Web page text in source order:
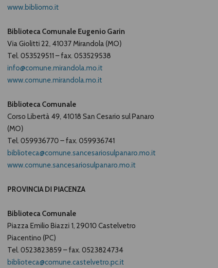
www.bibliomo.it
Biblioteca Comunale Eugenio Garin
Via Giolitti 22, 41037 Mirandola (MO)
Tel. 053529511 – fax. 053529538
info@comune.mirandola.mo.it
www.comune.mirandola.mo.it
Biblioteca Comunale
Corso Libertà 49, 41018 San Cesario sul Panaro
(MO)
Tel. 059936770 – fax. 059936741
biblioteca@comune.sancesariosulpanaro.mo.it
www.comune.sancesariosulpanaro.mo.it
PROVINCIA DI PIACENZA
Biblioteca Comunale
Piazza Emilio Biazzi 1, 29010 Castelvetro
Piacentino (PC)
Tel. 0523823859 – fax. 0523824734
biblioteca@comune.castelvetro.pc.it